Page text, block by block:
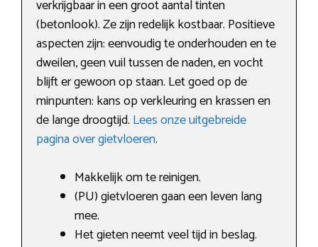
verkrijgbaar in een groot aantal tinten
(betonlook). Ze zijn redelijk kostbaar. Positieve
aspecten zijn: eenvoudig te onderhouden en te
dweilen, geen vuil tussen de naden, en vocht
blijft er gewoon op staan. Let goed op de
minpunten: kans op verkleuring en krassen en
de lange droogtijd. Lees onze uitgebreide
pagina over gietvloeren.
Makkelijk om te reinigen.
(PU) gietvloeren gaan een leven lang
mee.
Het gieten neemt veel tijd in beslag.